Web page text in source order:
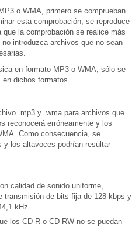
o WMA, primero se comprueban
esta comprobación, se reproduce
la comprobación se realice más
introduzca archivos que no sean
en formato MP3 o WMA, sólo se
en dichos formatos.
.mp3 y .wma para archivos que
reconocerá erróneamente y los
Como consecuencia, se
y los altavoces podrían resultar
calidad de sonido uniforme,
transmisión de bits fija de 128 kbps y
kHz.
los CD-R o CD-RW no se puedan